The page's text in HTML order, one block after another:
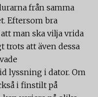
från samma
Eftersom bra
man ska vilja vrida
att även dessa
lyssning i dator. Om
i finstilt på